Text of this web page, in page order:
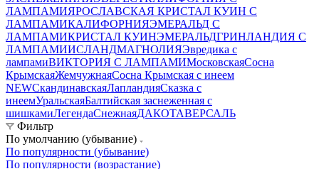
ЛАМПАМИЯРОСЛАВСКАЯ КРИСТАЛ КУИН С
ЛАМПАМИКАЛИФОРНИЯЭМЕРАЛЬД С
ЛАМПАМИКРИСТАЛ КУИНЭМЕРАЛЬДГРИНЛАНДИЯ С
ЛАМПАМИИСЛАНДМАГНОЛИЯЭвредика с
лампамиВИКТОРИЯ С ЛАМПАМИМосковскаяСосна
КрымскаяЖемчужнаяСосна Крымская с инеем
NEWСкандинавскаяЛапландияСказка с
инеемУральскаяБалтийская заснеженная с
шишкамиЛегендаСнежнаяДАКОТАВЕРСАЛЬ
Фильтр
По умолчанию (убывание)
По популярности (убывание)
По популярности (возрастание)